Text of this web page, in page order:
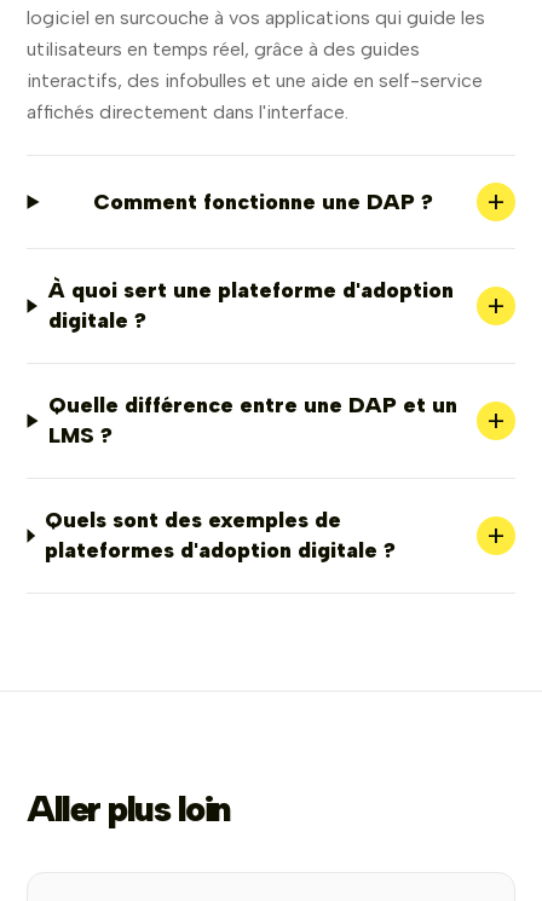
logiciel en surcouche à vos applications qui guide les
utilisateurs en temps réel, grâce à des guides
interactifs, des infobulles et une aide en self-service
affichés directement dans l'interface.
Comment fonctionne une DAP ? +
À quoi sert une plateforme d'adoption
digitale ?
+
Quelle différence entre une DAP et un
LMS ?
+
Quels sont des exemples de
plateformes d'adoption digitale ?
+
Aller plus loin